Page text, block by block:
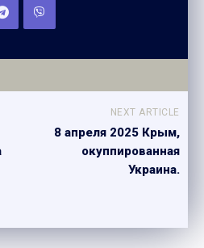
NEXT ARTICLE
8 апреля 2025 Крым,
окуппированная
Украина.